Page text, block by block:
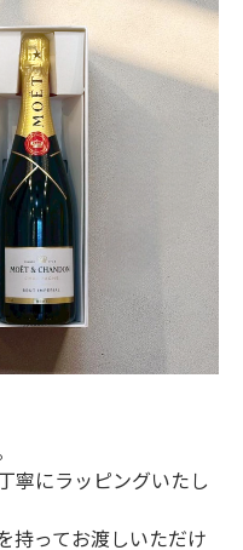
寧にラッピングいたし
持ってお渡しいただけ